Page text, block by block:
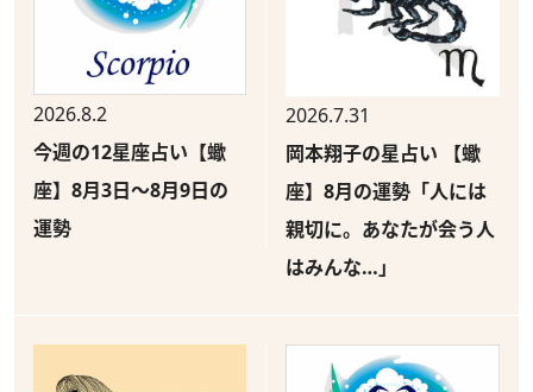
2026.8.2
今週の12星座占い【蠍
座】8月3日～8月9日の
運勢
2026.7.31
岡本翔子の星占い 【蠍
座】8月の運勢「人には
親切に。あなたが会う人
はみんな…」